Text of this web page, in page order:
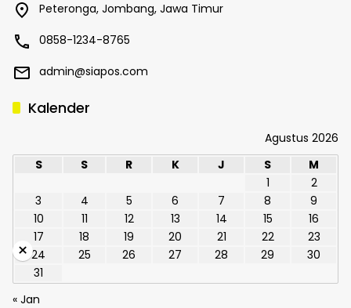
Peteronga, Jombang, Jawa Timur
0858-1234-8765
admin@siapos.com
Kalender
Agustus 2026
S
S R K J S
M
1
2
3
4 5 6 7 8
9
10
11 12 13 14 15
16
17
18 19 20 21 22
23
24
25 26 27 28 29
30
31
« Jan
×